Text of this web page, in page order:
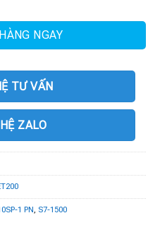
NGAY
TƯ VẤN
ZALO
1 PN, S7-1500